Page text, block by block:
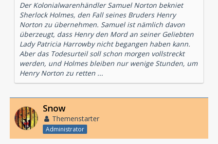
Der Kolonialwarenhändler Samuel Norton bekniet
Sherlock Holmes, den Fall seines Bruders Henry
Norton zu übernehmen. Samuel ist nämlich davon
überzeugt, dass Henry den Mord an seiner Geliebten
Lady Patricia Harrowby nicht begangen haben kann.
Aber das Todesurteil soll schon morgen vollstreckt
werden, und Holmes bleiben nur wenige Stunden, um
Henry Norton zu retten ...
Snow
Themenstarter
Administrator